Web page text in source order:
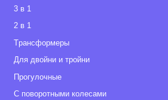
3 в 1
2 в 1
Tрансформеры
Для двойни и тройни
Прогулочные
С поворотными колесами